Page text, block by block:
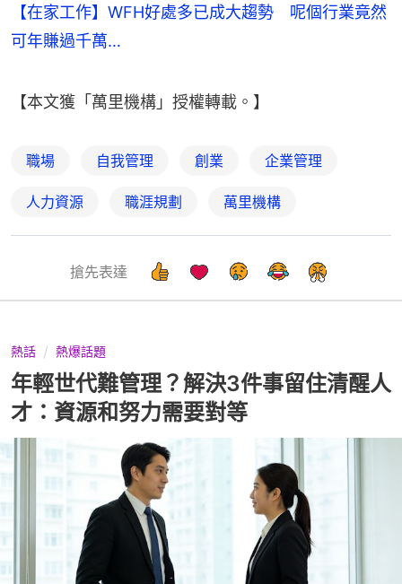
【在家工作】WFH好處多已成大趨勢 呢個行業竟然
可年賺過千萬…
【本文獲「萬里機構」授權轉載。】
職場 自我管理 創業 企業管理
人力資源 職涯規劃 萬里機構
搶先表達
熱話 熱爆話題
年輕世代難管理？解決3件事留住清醒人
才：資源和努力需要對等